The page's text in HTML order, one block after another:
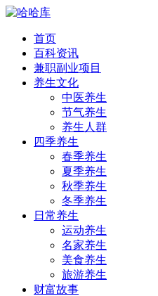
首页
百科资讯
兼职副业项目
养生文化
中医养生
节气养生
养生人群
四季养生
春季养生
夏季养生
秋季养生
冬季养生
日常养生
运动养生
名家养生
美食养生
旅游养生
财富故事